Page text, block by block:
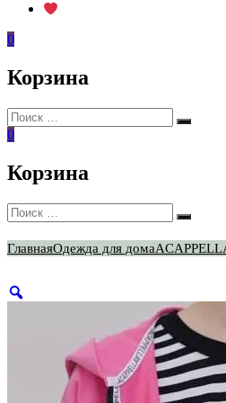
0
Корзина
Искать:
Поиск
0
Корзина
Искать:
Поиск
ГлавнаяОдежда для дома